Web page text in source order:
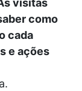
como
cada
e ações